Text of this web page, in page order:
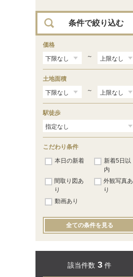
条件で絞り込む
価格
～
土地面積
～
駅徒歩
こだわり条件
本日の新着
新着5日以
内
間取り図あ
り
外観写真あ
り
動画あり
全ての条件を見る
該当件数 3 件